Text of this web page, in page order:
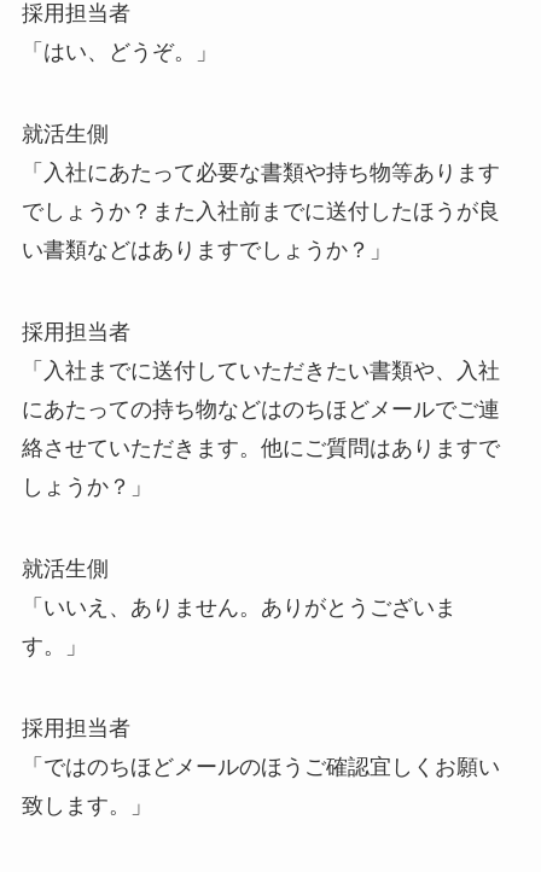
採用担当者
「はい、どうぞ。」
就活生側
「入社にあたって必要な書類や持ち物等あります
でしょうか？また入社前までに送付したほうが良
い書類などはありますでしょうか？」
採用担当者
「入社までに送付していただきたい書類や、入社
にあたっての持ち物などはのちほどメールでご連
絡させていただきます。他にご質問はありますで
しょうか？」
就活生側
「いいえ、ありません。ありがとうございま
す。」
採用担当者
「ではのちほどメールのほうご確認宜しくお願い
致します。」